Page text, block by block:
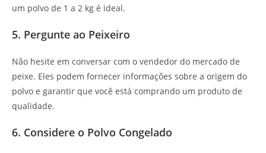
um polvo de 1 a 2 kg é ideal.
5. Pergunte ao Peixeiro
Não hesite em conversar com o vendedor do mercado de
peixe. Eles podem fornecer informações sobre a origem do
polvo e garantir que você está comprando um produto de
qualidade.
6. Considere o Polvo Congelado